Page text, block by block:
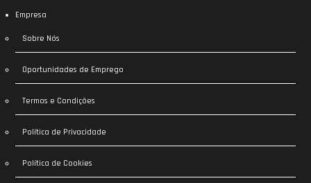
Empresa
Sobre Nós
Oportunidades de Emprego
Termos e Condições
Política de Privacidade
Política de Cookies